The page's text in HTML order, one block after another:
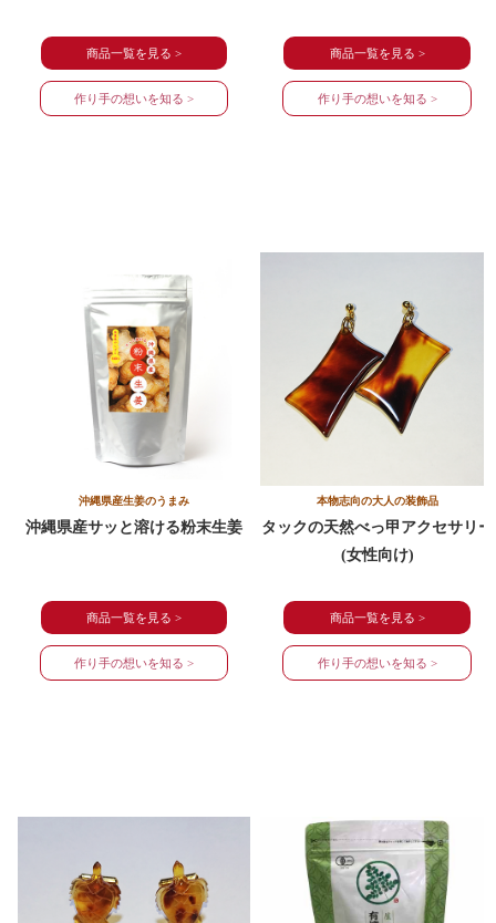
商品一覧を見る >
作り手の想いを知る >
商品一覧を見る >
作り手の想いを知る >
沖縄県産生姜のうまみ
沖縄県産サッと溶ける粉末生姜
商品一覧を見る >
作り手の想いを知る >
本物志向の大人の装飾品
タックの天然べっ甲アクセサリー
(女性向け)
商品一覧を見る >
作り手の想いを知る >